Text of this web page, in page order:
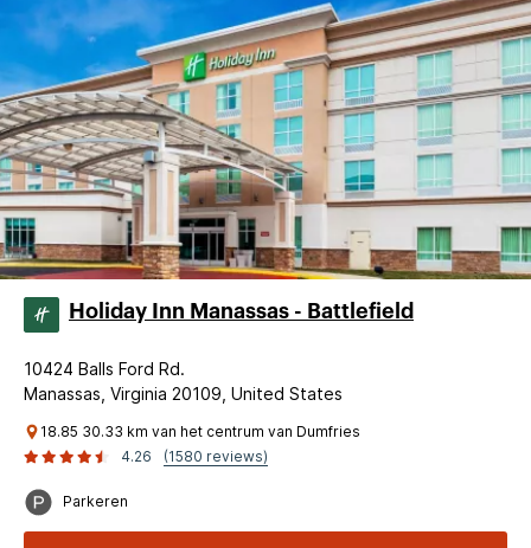
Holiday Inn Manassas - Battlefield
10424 Balls Ford Rd.
Manassas, Virginia 20109, United States
18.85 30.33 km van het centrum van Dumfries
4.26
(1580 reviews)
Parkeren